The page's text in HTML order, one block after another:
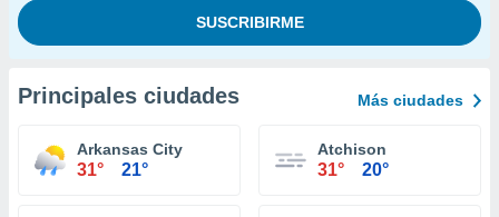
Principales ciudades Más ciudades
Arkansas City
31° 21°
Atchison
31° 20°